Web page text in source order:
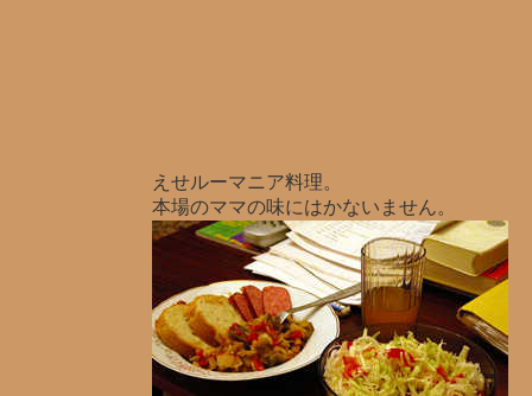
えせルーマニア料理。
本場のママの味にはかないません。